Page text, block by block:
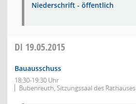
Niederschrift - öffentlich
DI 19.05.2015
Bauausschuss
18:30-19:30 Uhr
Bubenreuth, Sitzungssaal des Rathauses